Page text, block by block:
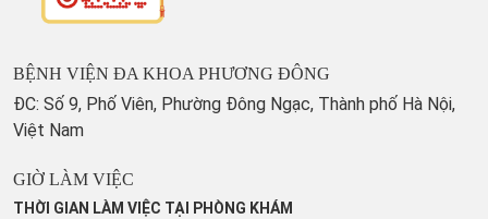
BỆNH VIỆN ĐA KHOA PHƯƠNG ĐÔNG
ĐC: Số 9, Phố Viên, Phường Đông Ngạc, Thành phố Hà Nội,
Việt Nam
GIỜ LÀM VIỆC
THỜI GIAN LÀM VIỆC TẠI PHÒNG KHÁM